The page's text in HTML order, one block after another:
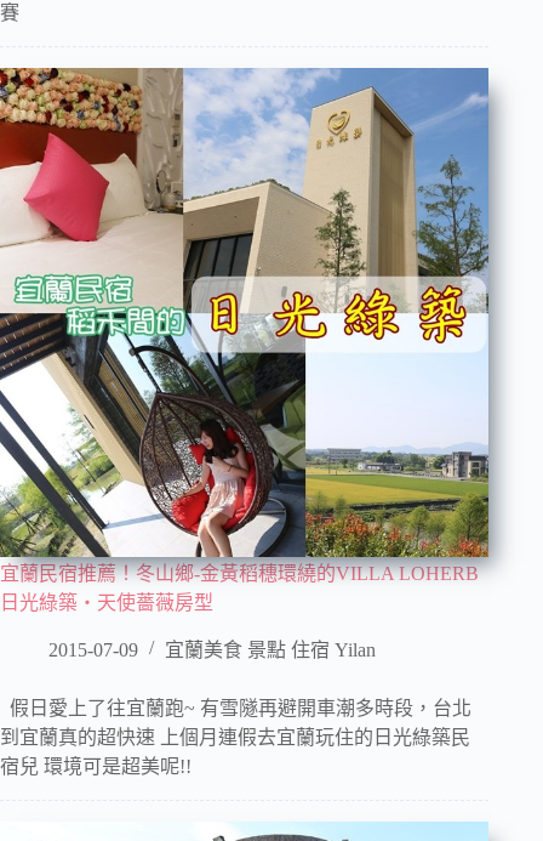
賽
宜蘭民宿推薦！冬山鄉-金黃稻穗環繞的VILLA LOHERB
日光綠築‧天使薔薇房型
2015-07-09 宜蘭美食 景點 住宿 Yilan
假日愛上了往宜蘭跑~ 有雪隧再避開車潮多時段，台北
到宜蘭真的超快速 上個月連假去宜蘭玩住的日光綠築民
宿兒 環境可是超美呢!!